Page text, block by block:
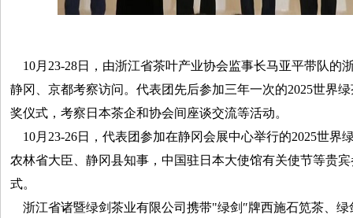
10月23-28日，由浙江省茶叶产业协会监事长马亚平带队的
静冈、京都考察访问。代表团先后参加三年一次的2025世界
奖仪式，考察日本茶企和协会间座谈交流等活动。
10月23-26日，代表团参加在静冈会展中心举行的2025世界
农林省大臣、静冈县知事，中国驻日本大使馆有关使节等贵
式。
浙江省诸暨绿剑茶业有限公司携带"绿剑″牌西施石笕茶、